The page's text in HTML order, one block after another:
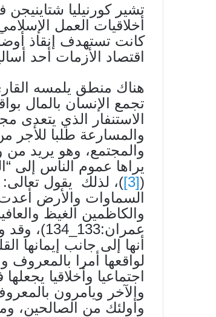
تشير كورنيليا
أخلاقيات العمل
كانت تستهدف إنقاذ
اقتصاد الأزمات أحد
هناك منطق يلمسه القارئ
تجمع الإنسان بالمال
الاستنفار الذي يتعدى
والمسارعة طلبا للأجر
والمجتمع، وهو يريد
يراها عموم الناس إلى
(
[3]
)، لذلك يقول
السماوات والأرض
والكاظمين الغيظ
أنها إلى جانب إيمانها
لواقعها أمرا بالمعروف
اجتماعيا وأخلاقيا
والآخر ويامرون
وأولئك من الصالحين،